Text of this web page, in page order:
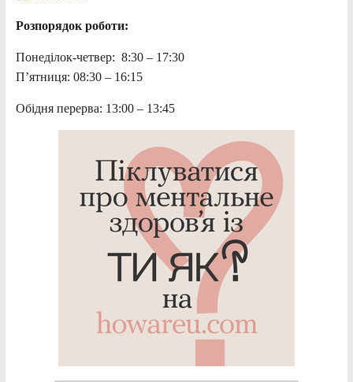
Розпорядок роботи:
Понеділок-четвер: 8:30 – 17:30
П’ятниця: 08:30 – 16:15
Обідня перерва: 13:00 – 13:45